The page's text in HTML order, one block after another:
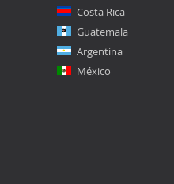
Costa Rica
Guatemala
Argentina
México